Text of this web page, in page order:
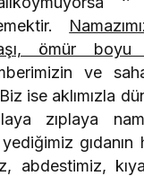
ömür
ve
ise aklımızla
zıplaya
abdestimiz,